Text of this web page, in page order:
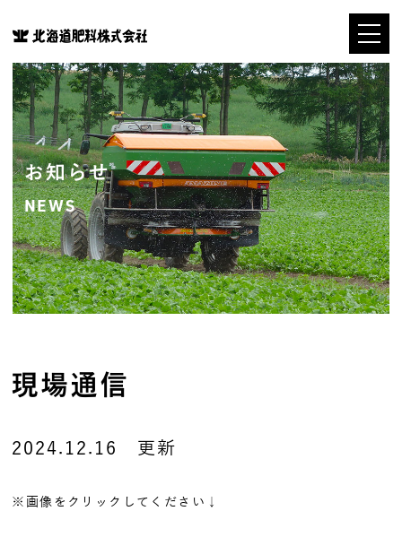
お知らせ
NEWS
現場通信
2024.12.16 更新
※画像をクリックしてください↓